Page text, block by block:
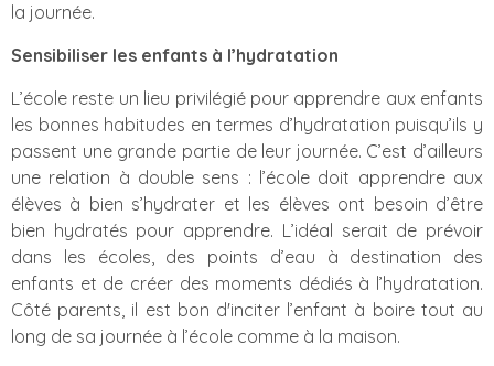
la journée.
Sensibiliser les enfants à l’hydratation
L’école reste un lieu privilégié pour apprendre aux enfants
les bonnes habitudes en termes d’hydratation puisqu’ils y
passent une grande partie de leur journée. C’est d’ailleurs
une relation à double sens : l’école doit apprendre aux
élèves à bien s’hydrater et les élèves ont besoin d’être
bien hydratés pour apprendre. L’idéal serait de prévoir
dans les écoles, des points d’eau à destination des
enfants et de créer des moments dédiés à l’hydratation.
Côté parents, il est bon d'inciter l’enfant à boire tout au
long de sa journée à l’école comme à la maison.